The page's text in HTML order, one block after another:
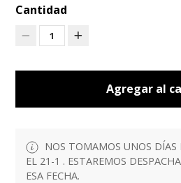
Cantidad
1
Agregar al
NOS TOMAMOS UNOS DÍAS
EL 21-1 . ESTAREMOS
ESA FECHA.